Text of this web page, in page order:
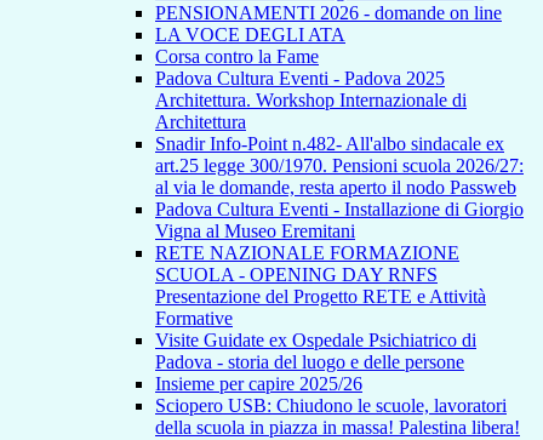
PENSIONAMENTI 2026 - domande on line
LA VOCE DEGLI ATA
Corsa contro la Fame
Padova Cultura Eventi - Padova 2025
Architettura. Workshop Internazionale di
Architettura
Snadir Info-Point n.482- All'albo sindacale ex
art.25 legge 300/1970. Pensioni scuola 2026/27:
al via le domande, resta aperto il nodo Passweb
Padova Cultura Eventi - Installazione di Giorgio
Vigna al Museo Eremitani
RETE NAZIONALE FORMAZIONE
SCUOLA - OPENING DAY RNFS
Presentazione del Progetto RETE e Attività
Formative
Visite Guidate ex Ospedale Psichiatrico di
Padova - storia del luogo e delle persone
Insieme per capire 2025/26
Sciopero USB: Chiudono le scuole, lavoratori
della scuola in piazza in massa! Palestina libera!